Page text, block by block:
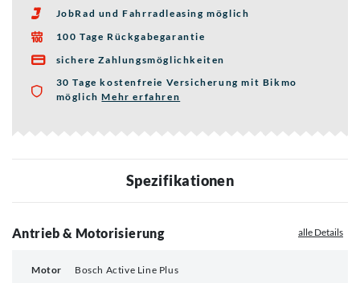
 JobRad und Fahrradleasing möglich
 100 Tage Rückgabegarantie

sichere Zahlungsmöglichkeiten
30 Tage kostenfreie Versicherung mit Bikmo
möglichMehr erfahren
Spezifikationen
Antrieb & Motorisierung alle Details
Motor Bosch Active Line Plus